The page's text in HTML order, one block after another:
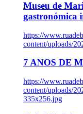
Museu de
gastronómica
https://
content/uploads/
7 ANOS DE
https://
content/uploads/
335x256.jpg